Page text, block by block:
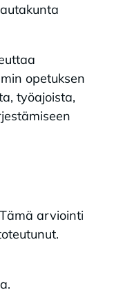
opetuksen
työajoista,
arviointi